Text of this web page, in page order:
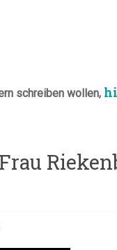
schreiben wollen,